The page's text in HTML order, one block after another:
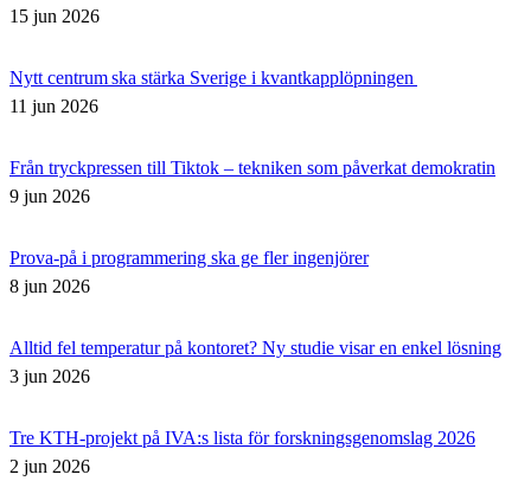
15 jun 2026
Nytt centrum ska stärka Sverige i kvantkapplöpningen
11 jun 2026
Från tryckpressen till Tiktok – tekniken som påverkat demokratin
9 jun 2026
Prova-på i programmering ska ge fler ingenjörer
8 jun 2026
Alltid fel temperatur på kontoret? Ny studie visar en enkel lösning
3 jun 2026
Tre KTH-projekt på IVA:s lista för forskningsgenomslag 2026
2 jun 2026